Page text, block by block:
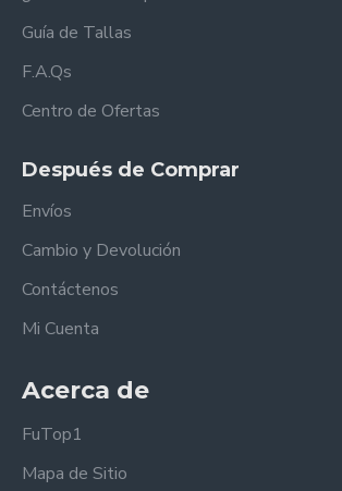
Guía de Tallas
F.A.Qs
Centro de Ofertas
Después de Comprar
Envíos
Cambio y Devolución
Contáctenos
Mi Cuenta
Acerca de
FuTop1
Mapa de Sitio